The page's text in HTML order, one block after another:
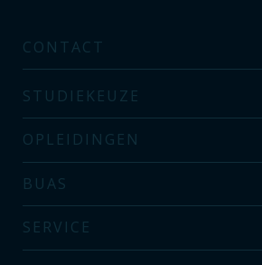
CONTACT
STUDIEKEUZE
OPLEIDINGEN
BUAS
SERVICE